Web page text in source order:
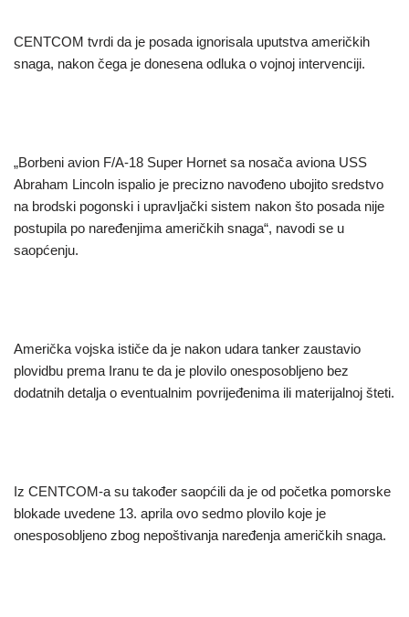
CENTCOM tvrdi da je posada ignorisala uputstva američkih
snaga, nakon čega je donesena odluka o vojnoj intervenciji.
„Borbeni avion F/A-18 Super Hornet sa nosača aviona USS
Abraham Lincoln ispalio je precizno navođeno ubojito sredstvo
na brodski pogonski i upravljački sistem nakon što posada nije
postupila po naređenjima američkih snaga“, navodi se u
saopćenju.
Američka vojska ističe da je nakon udara tanker zaustavio
plovidbu prema Iranu te da je plovilo onesposobljeno bez
dodatnih detalja o eventualnim povrijeđenima ili materijalnoj šteti.
Iz CENTCOM-a su također saopćili da je od početka pomorske
blokade uvedene 13. aprila ovo sedmo plovilo koje je
onesposobljeno zbog nepoštivanja naređenja američkih snaga.